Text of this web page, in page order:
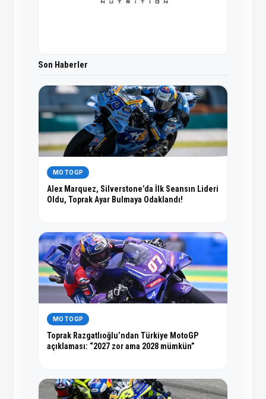
Son Haberler
MOTOGP
Alex Marquez, Silverstone’da İlk Seansın Lideri
Oldu, Toprak Ayar Bulmaya Odaklandı!
MOTOGP
Toprak Razgatlıoğlu’ndan Türkiye MotoGP
açıklaması: “2027 zor ama 2028 mümkün”